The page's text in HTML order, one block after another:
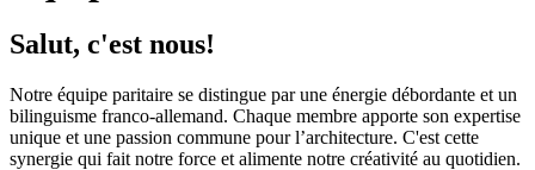
Salut, c'est nous!
Notre équipe paritaire se distingue par une énergie débordante et un
bilinguisme franco-allemand. Chaque membre apporte son expertise
unique et une passion commune pour l’architecture. C'est cette
synergie qui fait notre force et alimente notre créativité au quotidien.